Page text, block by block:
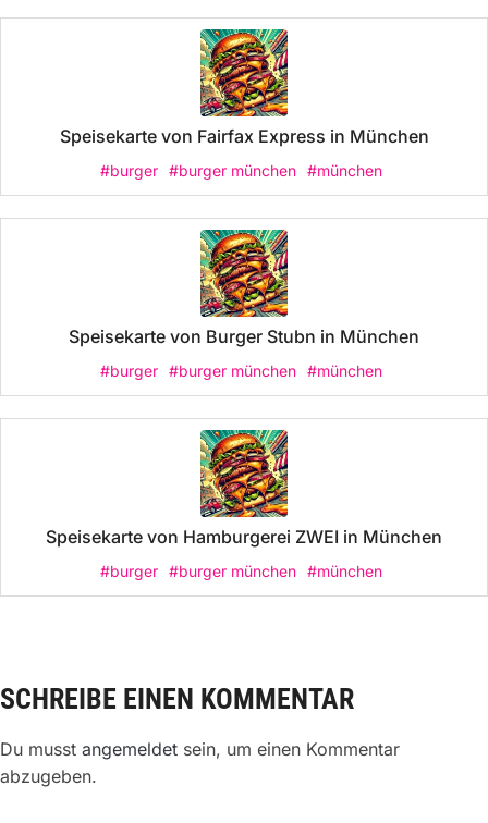
Speisekarte von Fairfax Express in München
#burger #burger münchen #münchen
Speisekarte von Burger Stubn in München
#burger #burger münchen #münchen
Speisekarte von Hamburgerei ZWEI in München
#burger #burger münchen #münchen
SCHREIBE EINEN KOMMENTAR
Du musst angemeldet sein, um einen Kommentar
abzugeben.